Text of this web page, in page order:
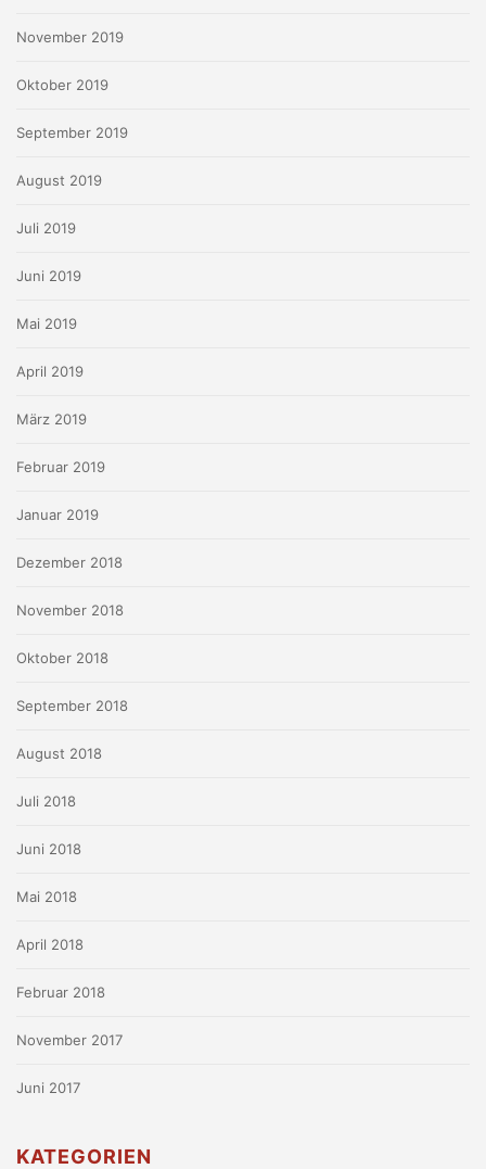
November 2019
Oktober 2019
September 2019
August 2019
Juli 2019
Juni 2019
Mai 2019
April 2019
März 2019
Februar 2019
Januar 2019
Dezember 2018
November 2018
Oktober 2018
September 2018
August 2018
Juli 2018
Juni 2018
Mai 2018
April 2018
Februar 2018
November 2017
Juni 2017
KATEGORIEN